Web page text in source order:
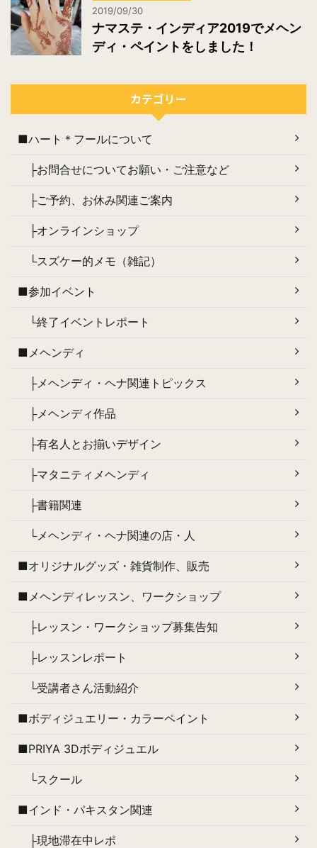
2019/09/30
ナマステ・インディア2019でメヘン
ディ・ペイントをしました！
カテゴリー
■ハート＊フールについて
├お問合せについてお願い・ご注意など
├ご予約、お休み関連ご案内
├オンラインショップ
└スズケー的メモ（雑記）
■参加イベント
└終了イベントレポート
■メヘンディ
├メヘンディ・ヘナ関連トピックス
├メヘンディ作品
├有名人とお揃いデザイン
├マタニティメヘンディ
├書籍関連
└メヘンディ・ヘナ関連の店・人
■オリジナルグッズ・雑貨制作、販売
■メヘンディレッスン、ワークショップ
├レッスン・ワークショップ募集告知
├レッスンレポート
└受講者さん活動紹介
■ボディジュエリー・カラーペイント
■PRIYA 3Dボディジュエル
└スクール
■インド・パキスタン関連
├現地滞在中レポ